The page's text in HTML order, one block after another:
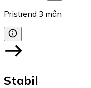
Pristrend 3 mån
Stabil